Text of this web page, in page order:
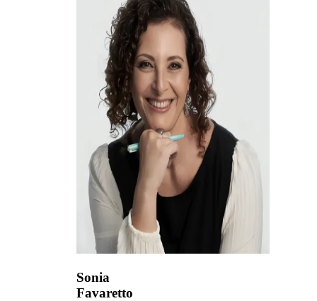
Sonia
Favaretto